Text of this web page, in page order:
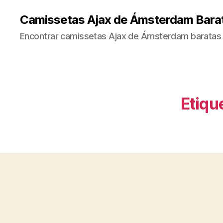
Camissetas Ajax de Ámsterdam
Encontrar camissetas Ajax de Ámsterdam